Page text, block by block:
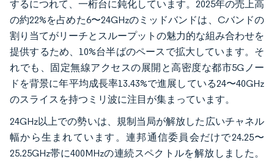
するにつれて、一桁台に鈍化しています。2025年の売上高
の約22%を占めた6〜24GHzのミッドバンドは、Cバンドの
割り当てがリーチとスループットの魅力的な組み合わせを
提供するため、10%台半ばのペースで拡大しています。そ
れでも、固定無線アクセスの展開と高密度な都市5Gノー
ドを背景に年平均成長率13.43%で進展している24〜40GHz
のスライスを持つミリ波に注目が集まっています。
24GHz以上での勢いは、規制当局が解放した広いチャネル
幅から生まれています。連邦通信委員会だけで24.25〜
25.25GHz帯に400MHzの連続スペクトルを解放しました。